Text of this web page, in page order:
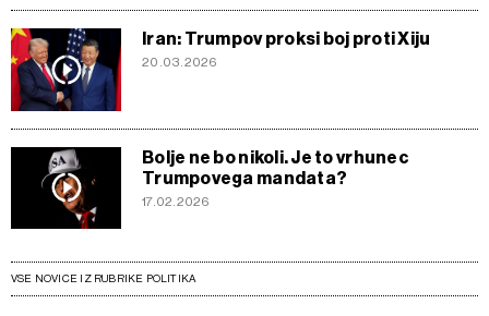
Iran: Trumpov proksi boj proti Xiju
20.03.2026
Bolje ne bo nikoli. Je to vrhunec
Trumpovega mandata?
17.02.2026
VSE NOVICE IZ RUBRIKE POLITIKA